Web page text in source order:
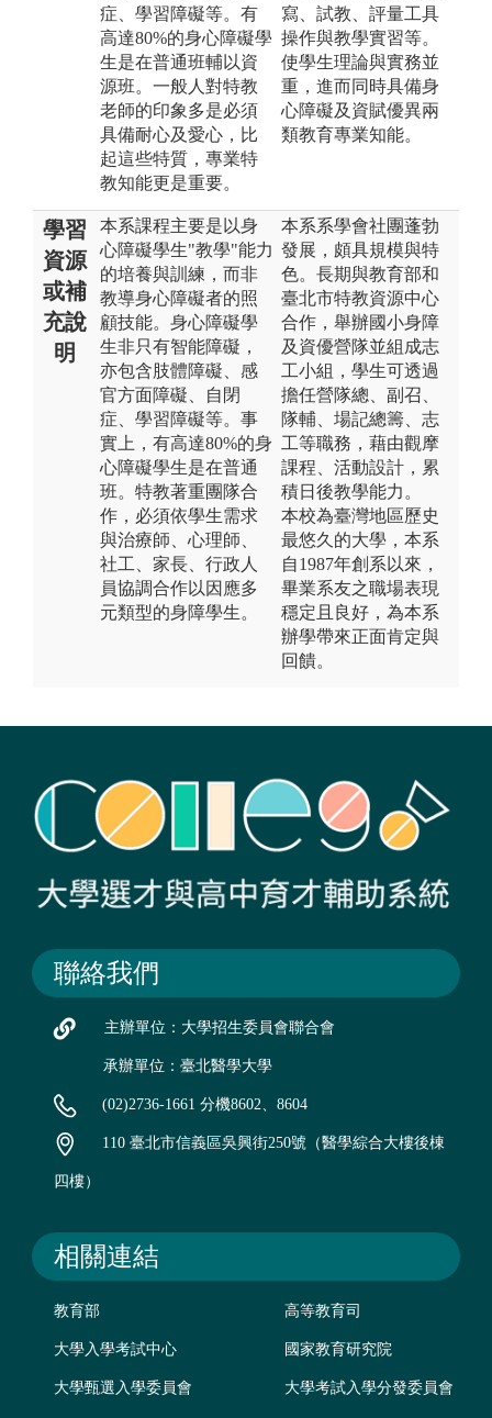
症、學習障礙等。有
高達80%的身心障礙學
生是在普通班輔以資
源班。一般人對特教
老師的印象多是必須
具備耐心及愛心，比
起這些特質，專業特
教知能更是重要。
寫、試教、評量工具
操作與教學實習等。
使學生理論與實務並
重，進而同時具備身
心障礙及資賦優異兩
類教育專業知能。
學習
資源
或補
充說
明
本系課程主要是以身
心障礙學生"教學"能力
的培養與訓練，而非
教導身心障礙者的照
顧技能。身心障礙學
生非只有智能障礙，
亦包含肢體障礙、感
官方面障礙、自閉
症、學習障礙等。事
實上，有高達80%的身
心障礙學生是在普通
班。特教著重團隊合
作，必須依學生需求
與治療師、心理師、
社工、家長、行政人
員協調合作以因應多
元類型的身障學生。
本系系學會社團蓬勃
發展，頗具規模與特
色。長期與教育部和
臺北市特教資源中心
合作，舉辦國小身障
及資優營隊並組成志
工小組，學生可透過
擔任營隊總、副召、
隊輔、場記總籌、志
工等職務，藉由觀摩
課程、活動設計，累
積日後教學能力。
本校為臺灣地區歷史
最悠久的大學，本系
自1987年創系以來，
畢業系友之職場表現
穩定且良好，為本系
辦學帶來正面肯定與
回饋。
聯絡我們
主辦單位：大學招生委員會聯合會
承辦單位：臺北醫學大學
(02)2736-1661 分機8602、8604
110 臺北市信義區吳興街250號（醫學綜合大樓後棟
四樓）
相關連結
教育部 高等教育司
大學入學考試中心 國家教育研究院
大學甄選入學委員會 大學考試入學分發委員會